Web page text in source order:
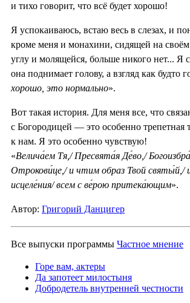
и тихо говорит, что всё будет хорошо!
Я успокаиваюсь, встаю весь в слезах, и
кроме меня и монахини, сидящей на
углу и молящейся, больше никого нет... Я
она поднимает голову, а взгляд как будто
хорошо, это нормально».
Вот такая история. Для меня все, что
с Богородицей — это особенно трепетная
к нам. Я это особенно чувствую!
«Велича́ем Тя,/ Пресвята́я Де́во,/
Отрокови́це,/ и чтим образ Твой
исцеле́ния/ всем с ве́рою притека́ющим».
Автор: Григорий Данцигер
Все выпуски программы Частное мнение
Горе вам, актеры
Да запотеет милостыня
Добродетель внутренней честности